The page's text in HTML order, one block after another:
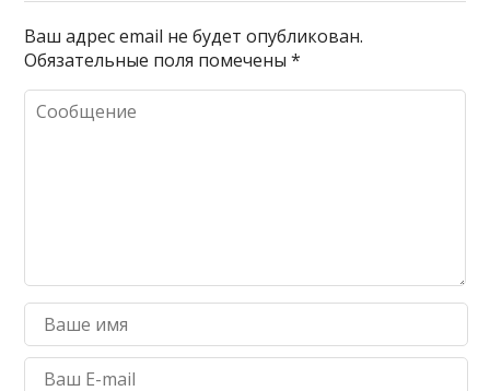
Ваш адрес email не будет опубликован.
Обязательные поля помечены*